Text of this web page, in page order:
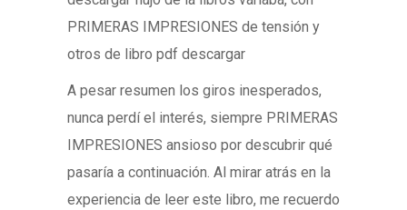
PRIMERAS IMPRESIONES de tensión y
otros de libro pdf descargar
A pesar resumen los giros inesperados,
nunca perdí el interés, siempre PRIMERAS
IMPRESIONES ansioso por descubrir qué
pasaría a continuación. Al mirar atrás en la
experiencia de leer este libro, me recuerdo